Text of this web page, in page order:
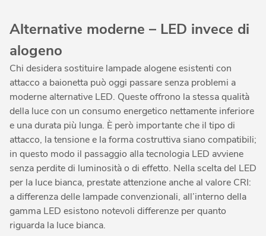
Alternative moderne – LED invece di
alogeno
Chi desidera sostituire lampade alogene esistenti con
attacco a baionetta può oggi passare senza problemi a
moderne alternative LED. Queste offrono la stessa qualità
della luce con un consumo energetico nettamente inferiore
e una durata più lunga. È però importante che il tipo di
attacco, la tensione e la forma costruttiva siano compatibili;
in questo modo il passaggio alla tecnologia LED avviene
senza perdite di luminosità o di effetto. Nella scelta del LED
per la luce bianca, prestate attenzione anche al valore CRI:
a differenza delle lampade convenzionali, all’interno della
gamma LED esistono notevoli differenze per quanto
riguarda la luce bianca.